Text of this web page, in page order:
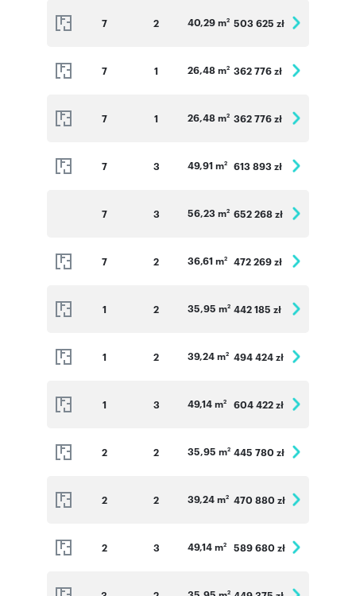
7 2 40,29 m2 503 625 zł
7 1 26,48 m2 362 776 zł
7 1 26,48 m2 362 776 zł
7 3 49,91 m2 613 893 zł
7 3 56,23 m2 652 268 zł
7 2 36,61 m2 472 269 zł
1 2 35,95 m2 442 185 zł
1 2 39,24 m2 494 424 zł
1 3 49,14 m2 604 422 zł
2 2 35,95 m2 445 780 zł
2 2 39,24 m2 470 880 zł
2 3 49,14 m2 589 680 zł
2